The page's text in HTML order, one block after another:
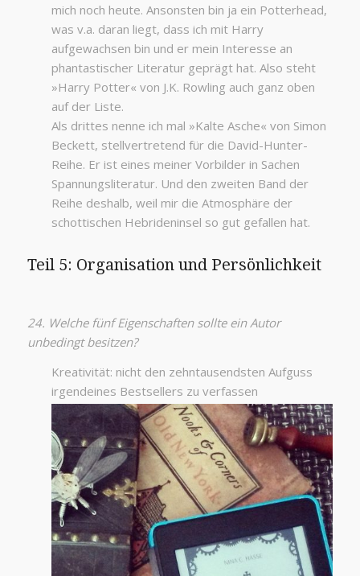
mich noch heute. Ansonsten bin ja ein Potterhead,
was v.a. daran liegt, dass ich mit Harry
aufgewachsen bin und er mein Interesse an
phantastischer Literatur geprägt hat. Also steht
»Harry Potter« von J.K. Rowling auch ganz oben
auf der Liste.
Als drittes nenne ich mal »Kalte Asche« von Simon
Beckett, stellvertretend für die David-Hunter-
Reihe. Er ist eines meiner Vorbilder in Sachen
Spannungsliteratur. Und den zweiten Band der
Reihe deshalb, weil mir die Atmosphäre der
schottischen Hebrideninsel so gut gefallen hat.
Teil 5: Organisation und Persönlichkeit
24. Welche fünf Eigenschaften sollte ein Autor
unbedingt besitzen?
Kreativität: nicht den zehntausendsten Aufguss
irgendeines Bestsellers zu verfassen